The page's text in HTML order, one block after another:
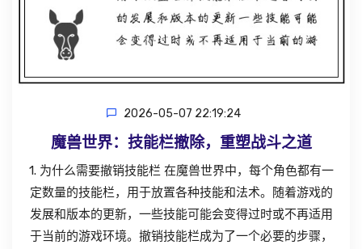
2026-05-07 22:19:24
魔兽世界：技能栏撤除，重塑战斗之道
1. 为什么需要撤销技能栏 在魔兽世界中，每个角色都有一
定数量的技能栏，用于放置各种技能和法术。随着游戏的
发展和版本的更新，一些技能可能会变得过时或不再适用
于当前的游戏环境。撤销技能栏成为了一个必要的步骤，